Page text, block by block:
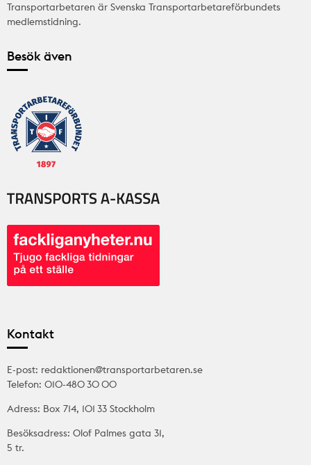
Transportarbetaren är Svenska Transportarbetareförbundets
medlemstidning.
Besök även
Kontakt
E-post: redaktionen@transportarbetaren.se
Telefon: 010-480 30 00
Adress: Box 714, 101 33 Stockholm
Besöksadress: Olof Palmes gata 31,
5 tr.